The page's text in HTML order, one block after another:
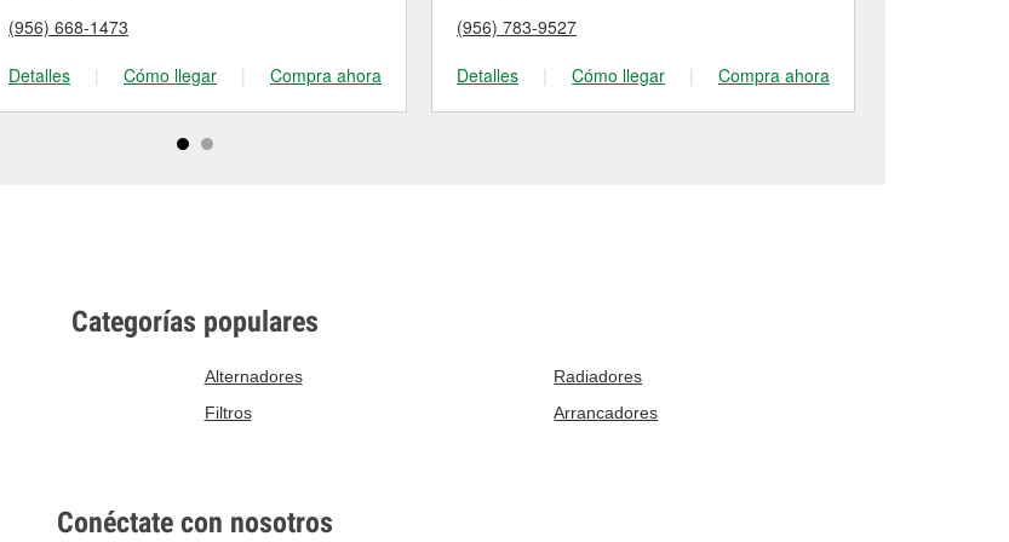
(956) 668-1473
Detalles
| Cómo llegar | Compra ahora
(956) 783-9527
Detalles
| Cómo llegar | Compra ahora
Categorías populares
Alternadores
Radiadores
Filtros Arrancadores
Conéctate con nosotros